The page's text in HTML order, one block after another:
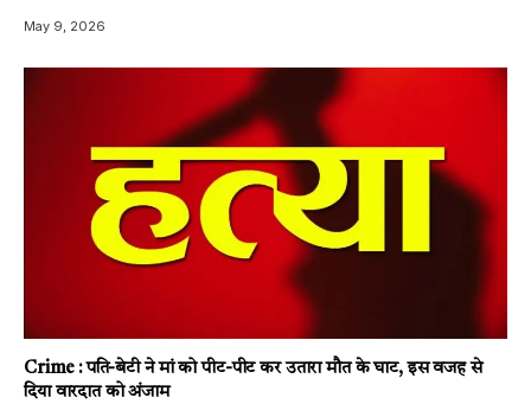
May 9, 2026
Crime : पति-बेटी ने मां को पीट-पीट कर उतारा मौत के घाट, इस वजह से
दिया वारदात को अंजाम